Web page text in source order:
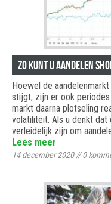
Zo kunt u aandelen
Hoewel de
stijgt, zijn er ook
markt daarna plotseling
volatiliteit. Als u denkt dat
verleidelijk zijn om
Lees meer
14 december 2020//0